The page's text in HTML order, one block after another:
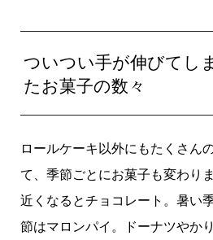
ついつい手が伸びてし
たお菓子の数々
ロールケーキ以外にもたくさん
て、季節ごとにお菓子も変わり
近くなるとチョコレート。暑い
節はマロンパイ。ドーナツやか